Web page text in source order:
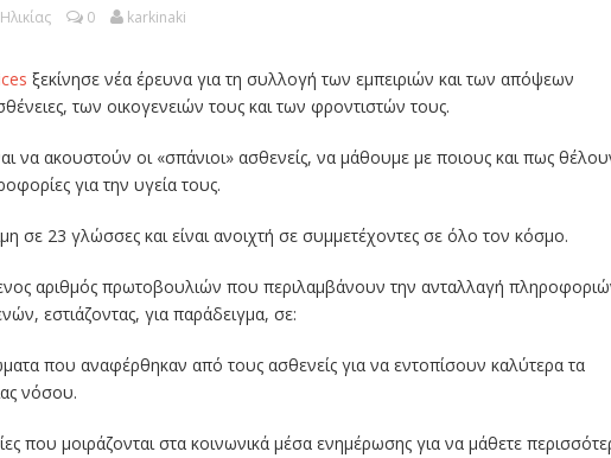
0 karkinaki
ξεκίνησε νέα έρευνα για τη συλλογή των εμπειριών και των απόψεων
των οικογενειών τους και των φροντιστών τους.
να ακουστούν οι «σπάνιοι» ασθενείς, να μάθουμε με ποιους και πως
για την υγεία τους.
σε 23 γλώσσες και είναι ανοιχτή σε συμμετέχοντες σε όλο τον κόσμο.
αριθμός πρωτοβουλιών που περιλαμβάνουν την ανταλλαγή
εστιάζοντας, για παράδειγμα, σε:
που αναφέρθηκαν από τους ασθενείς για να εντοπίσουν καλύτερα τα
νόσου.
που μοιράζονται στα κοινωνικά μέσα ενημέρωσης για να μάθετε